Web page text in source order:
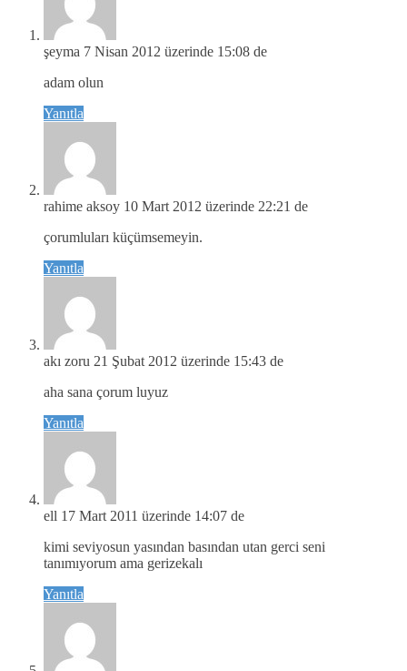
şeyma 7 Nisan 2012 üzerinde 15:08 de
adam olun
Yanıtla
rahime aksoy 10 Mart 2012 üzerinde 22:21 de
çorumluları küçümsemeyin.
Yanıtla
akı zoru 21 Şubat 2012 üzerinde 15:43 de
aha sana çorum luyuz
Yanıtla
ell 17 Mart 2011 üzerinde 14:07 de
kimi seviyosun yasından basından utan gerci seni
tanımıyorum ama gerizekalı
Yanıtla